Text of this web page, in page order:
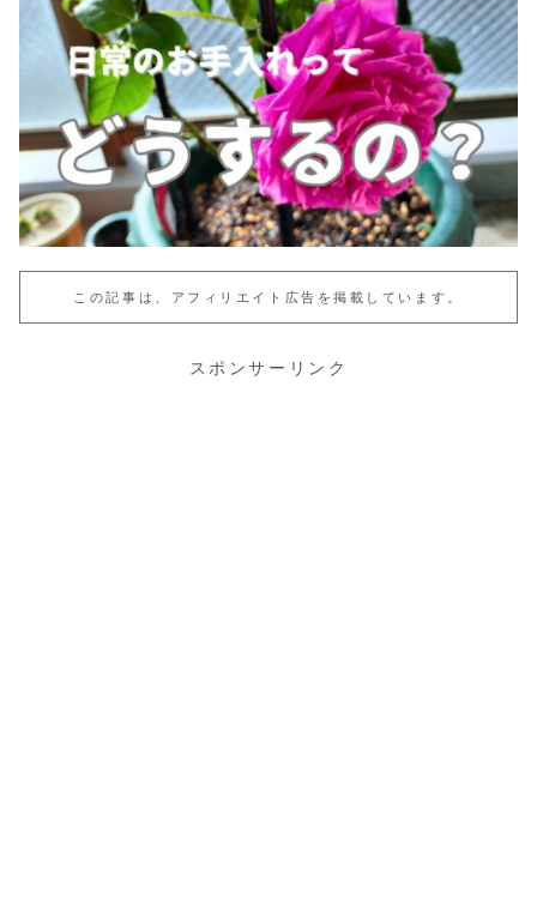
この記事は、アフィリエイト広告を掲載しています。
スポンサーリンク